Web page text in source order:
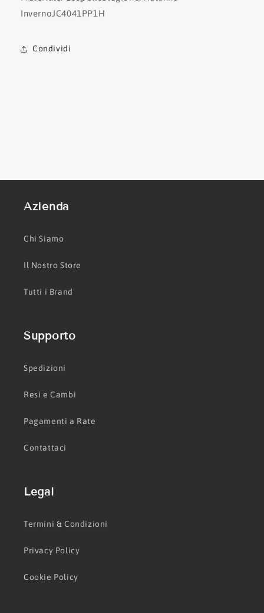
InvernoJC4041PP1H
Condividi
Azienda
Chi Siamo
Il Nostro Store
Tutti i Brand
Supporto
Spedizioni
Resi e Cambi
Pagamenti a Rate
Contattaci
Legal
Termini & Condizioni
Privacy Policy
Cookie Policy